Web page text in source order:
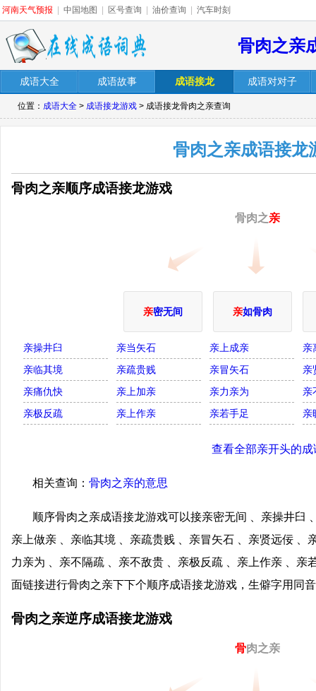
河南天气预报 中国地图 区号查询 油价查询 汽车时刻
骨肉之亲
成语大全 成语故事 成语接龙 成语对对子
位置： 成语大全 > 成语接龙游戏 > 成语接龙骨肉之亲查询
骨肉之亲成语接龙
骨肉之亲顺序成语接龙游戏
骨肉之亲
亲密无间 亲如骨肉
亲操井臼 亲当矢石 亲上成亲
亲
亲临其境
亲疏贵贱 亲冒矢石
亲
亲痛仇快
亲上加亲 亲力亲为
亲
亲极反疏
亲上作亲 亲若手足 亲
查看全部亲开头的成
相关查询： 骨肉之亲的意思
顺序骨肉之亲成语接龙游戏可以接亲密无间 、亲操井臼
亲上做亲 、亲临其境 、亲疏贵贱 、亲冒矢石 、亲贤远佞 、
力亲为 、亲不隔疏 、亲不敌贵 、亲极反疏 、亲上作亲 、亲
面链接进行骨肉之亲下下个顺序成语接龙游戏，生僻字用同
骨肉之亲逆序成语接龙游戏
骨肉之亲